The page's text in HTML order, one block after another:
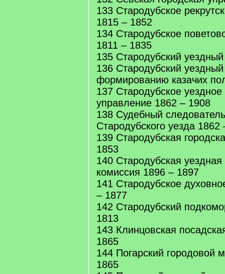
133 Стародубское
1815 – 1852
134 Стародубское
1811 – 1835
135 Стародубский
136 Стародубский
формированию казачих
137 Стародубское
управление 1862 – 1908
138 Судебный
Стародубского уезда 1862
139 Стародубская
1853
140 Стародубская
комиссия 1896 – 1897
141 Стародубское
– 1877
142 Стародубский
1813
143 Клинцовская
1865
144 Погарский городовой
1865